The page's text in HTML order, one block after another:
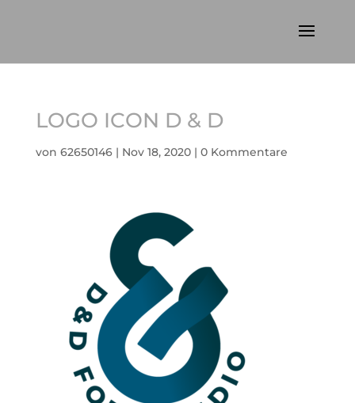
LOGO ICON D & D
von 62650146| Nov 18, 2020| 0 Kommentare